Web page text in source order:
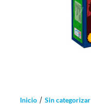
Inicio / Sin categorizar